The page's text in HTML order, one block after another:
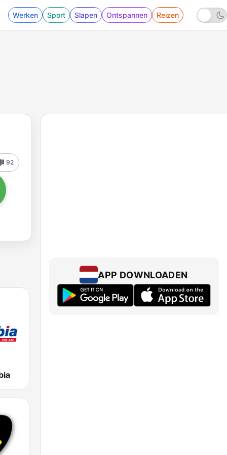
Werken Sport Slapen Ontspannen Reizen
92
APP DOWNLOADEN